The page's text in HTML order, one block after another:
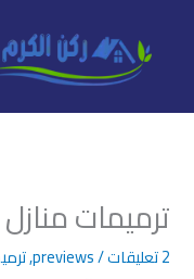
المحتوى
ترميمات
2 تعليقات /
previews
,
خبراء